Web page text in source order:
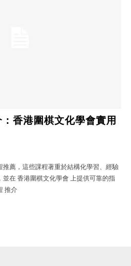
香港圍棋文化學會實用
薦，這些課程著重於結構化學習、經驗
在 香港圍棋文化學會 上提供可靠的指
推介